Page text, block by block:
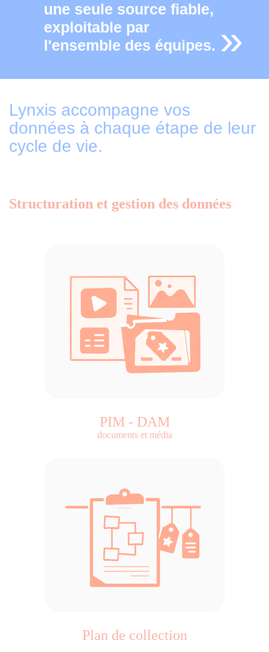
une seule source fiable,
exploitable par
l'ensemble des équipes.
Lynxis accompagne vos
données à chaque étape de leur
cycle de vie.
Structuration et gestion des données
PIM - DAM
documents et média
Plan de collection